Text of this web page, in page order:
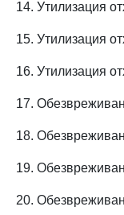
14. Утилизация
15. Утилизация
16. Утилизация
17.
18.
19.
20.